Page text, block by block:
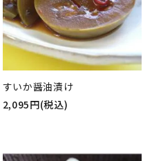
すいか醤油漬け
2,095円(税込)